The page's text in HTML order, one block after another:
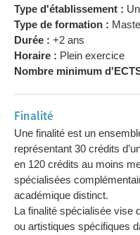
Type d'établissement :
Type de formation :
Durée : +2 ans
Horaire : Plein exercice
Nombre minimum
Finalité
Une finalité est un
représentant 30 crédits
en 120 crédits au moins
spécialisées
académique distinct.
La finalité spécialisée vise
ou artistiques spécifiques